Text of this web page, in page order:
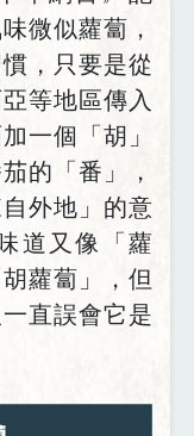
微似蘿蔔，
，只要是從
等地區傳入
一個「胡」
的「番」，
外地」的意
道又像「蘿
蘿蔔」，但
直誤會它是